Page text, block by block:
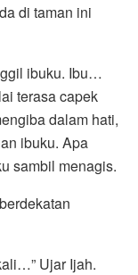
di taman ini
ibuku. Ibu…
terasa capek
dalam hati,
ibuku. Apa
sambil menagis.
Ujar Ijah.